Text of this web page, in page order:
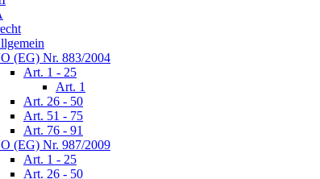
(EG) Nr. 883/2004
Art. 1 - 25
Art. 1
Art. 26 - 50
Art. 51 - 75
Art. 76 - 91
(EG) Nr. 987/2009
Art. 1 - 25
Art. 26 - 50